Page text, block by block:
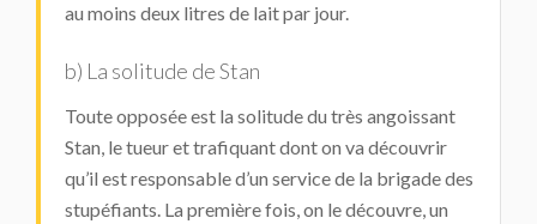
au moins deux litres de lait par jour.
b) La solitude de Stan
Toute opposée est la solitude du très angoissant
Stan, le tueur et trafiquant dont on va découvrir
qu’il est responsable d’un service de la brigade des
stupéfiants. La première fois, on le découvre, un